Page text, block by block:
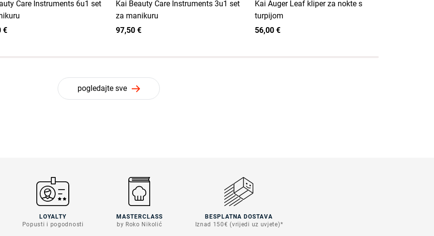
Care Instruments 6u1 set
€
Kai Beauty Care Instruments 3u1 set
za manikuru
97,50 €
Kai Auger Leaf kliper za nokte s
turpijom
56,00 €
pogledajte sve
LOYALTY
Popusti i pogodnosti
MASTERCLASS
by Roko Nikolić
BESPLATNA DOSTAVA
Iznad 150€ (vrijedi uz uvjete)*